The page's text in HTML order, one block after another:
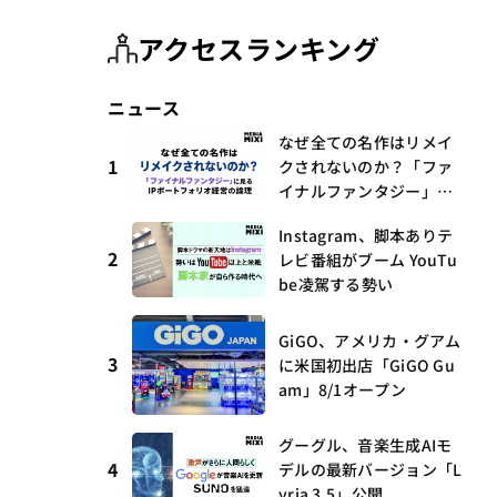
アクセスランキング
ニュース
1
なぜ全ての名作はリメイ
クされないのか？「ファ
イナルファンタジー」に
営の論理
2
Instagram、脚本ありテ
レビ番組がブーム YouTu
be凌駕する勢い
3
GiGO、アメリカ・グアム
に米国初出店「GiGO Gu
am」8/1オープン
4
グーグル、音楽生成AIモ
デルの最新バージョン「L